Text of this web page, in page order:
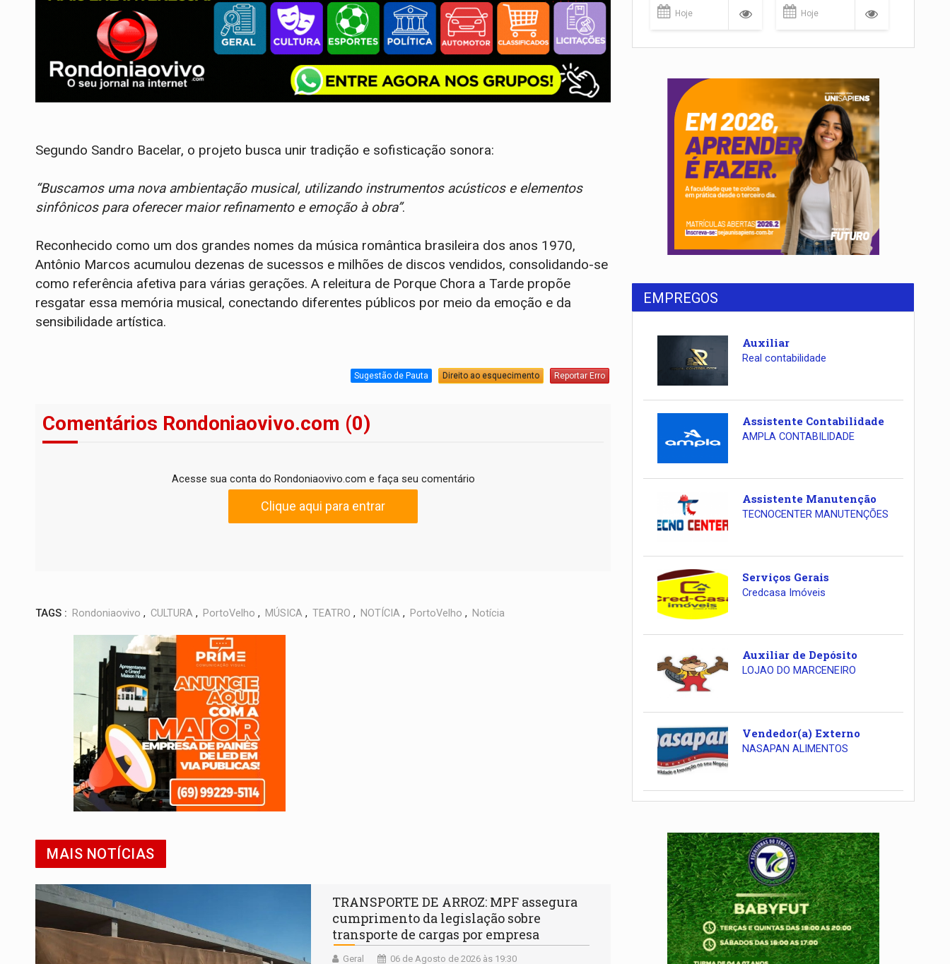
Segundo Sandro Bacelar, o projeto busca unir tradição e sofisticação sonora:
“Buscamos uma nova ambientação musical, utilizando instrumentos acústicos e elementos
sinfônicos para oferecer maior refinamento e emoção à obra”.
Reconhecido como um dos grandes nomes da música romântica brasileira dos anos 1970,
Antônio Marcos acumulou dezenas de sucessos e milhões de discos vendidos, consolidando-se
como referência afetiva para várias gerações. A releitura de Porque Chora a Tarde propõe
resgatar essa memória musical, conectando diferentes públicos por meio da emoção e da
sensibilidade artística.
Sugestão de Pauta Direito ao esquecimento Reportar Erro
Comentários Rondoniaovivo.com (0)
Acesse sua conta do Rondoniaovivo.com e faça seu comentário
Clique aqui para entrar
TAGS : Rondoniaovivo , CULTURA , PortoVelho , MÚSICA , TEATRO , NOTÍCIA , PortoVelho , Notícia
MAIS NOTÍCIAS
TRANSPORTE DE ARROZ: MPF assegura
cumprimento da legislação sobre
transporte de cargas por empresa
Geral 06 de Agosto de 2026 às 19:30
1.400.000
Hoje
apartamentos!
Hoje
EMPREGOS
Auxiliar
Real contabilidade
Assistente Contabilidade
AMPLA CONTABILIDADE
Assistente Manutenção
TECNOCENTER MANUTENÇÕES
Serviços Gerais
Credcasa Imóveis
Auxiliar de Depósito
LOJAO DO MARCENEIRO
Vendedor(a) Externo
NASAPAN ALIMENTOS